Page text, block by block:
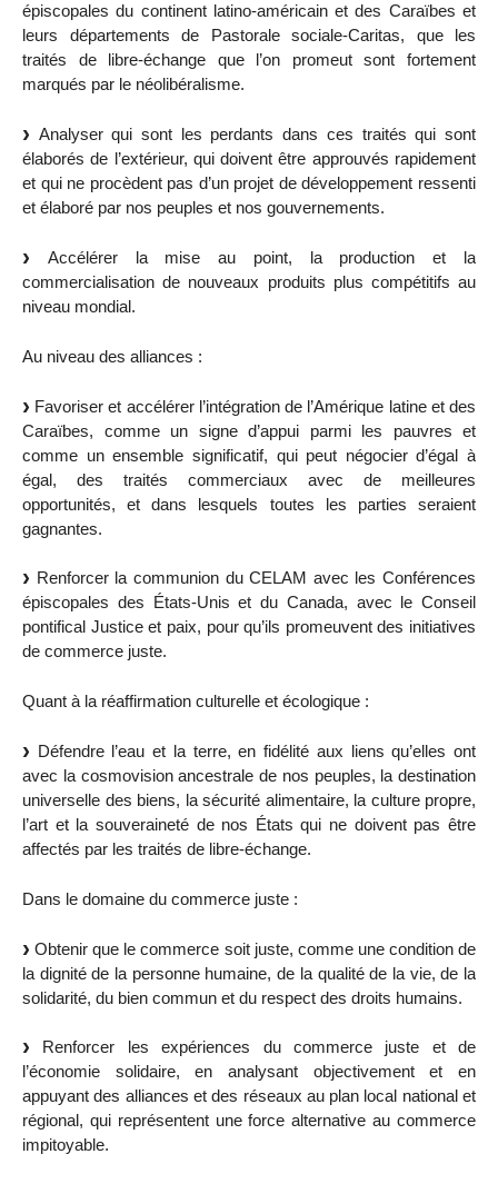
épiscopales du continent latino-américain et des Caraïbes et
leurs départements de Pastorale sociale-Caritas, que les
traités de libre-échange que l’on promeut sont fortement
marqués par le néolibéralisme.
Analyser qui sont les perdants dans ces traités qui sont
élaborés de l’extérieur, qui doivent être approuvés rapidement
et qui ne procèdent pas d’un projet de développement ressenti
et élaboré par nos peuples et nos gouvernements.
Accélérer la mise au point, la production et la
commercialisation de nouveaux produits plus compétitifs au
niveau mondial.
Au niveau des alliances :
Favoriser et accélérer l’intégration de l’Amérique latine et des
Caraïbes, comme un signe d’appui parmi les pauvres et
comme un ensemble significatif, qui peut négocier d’égal à
égal, des traités commerciaux avec de meilleures
opportunités, et dans lesquels toutes les parties seraient
gagnantes.
Renforcer la communion du CELAM avec les Conférences
épiscopales des États-Unis et du Canada, avec le Conseil
pontifical Justice et paix, pour qu’ils promeuvent des initiatives
de commerce juste.
Quant à la réaffirmation culturelle et écologique :
Défendre l’eau et la terre, en fidélité aux liens qu’elles ont
avec la cosmovision ancestrale de nos peuples, la destination
universelle des biens, la sécurité alimentaire, la culture propre,
l’art et la souveraineté de nos États qui ne doivent pas être
affectés par les traités de libre-échange.
Dans le domaine du commerce juste :
Obtenir que le commerce soit juste, comme une condition de
la dignité de la personne humaine, de la qualité de la vie, de la
solidarité, du bien commun et du respect des droits humains.
Renforcer les expériences du commerce juste et de
l’économie solidaire, en analysant objectivement et en
appuyant des alliances et des réseaux au plan local national et
régional, qui représentent une force alternative au commerce
impitoyable.